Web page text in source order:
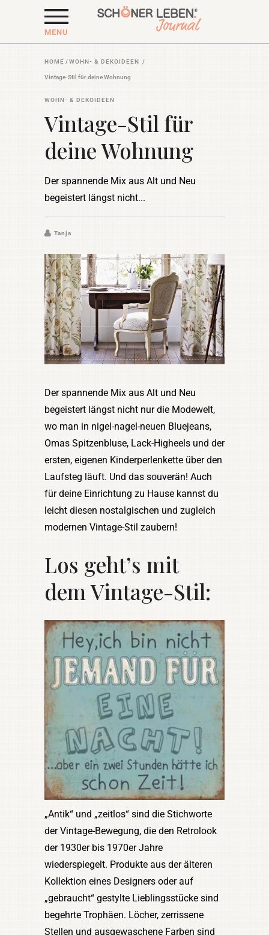
MENU
HOME /WOHN- & DEKOIDEEN /
Vintage-Stil für deine Wohnung
WOHN- & DEKOIDEEN
Vintage-Stil für
deine Wohnung
Der spannende Mix aus Alt und Neu
begeistert längst nicht
Tanja
Der spannende Mix aus Alt und Neu
begeistert längst nicht nur die Modewelt,
wo man in nigel-nagel-neuen Bluejeans,
Omas Spitzenbluse, Lack-Higheels und der
ersten, eigenen Kinderperlenkette über den
Laufsteg läuft. Und das souverän! Auch
für deine Einrichtung zu Hause kannst du
leicht diesen nostalgischen und zugleich
modernen Vintage-Stil zaubern!
Los geht’s mit
dem Vintage-Stil:
„Antik“ und „zeitlos“ sind die Stichworte
der Vintage-Bewegung, die den Retrolook
der 1930er bis 1970er Jahre
wiederspiegelt. Produkte aus der älteren
Kollektion eines Designers oder auf
„gebraucht“ gestylte Lieblingsstücke sind
begehrte Trophäen. Löcher, zerrissene
Stellen und ausgewaschene Farben sind